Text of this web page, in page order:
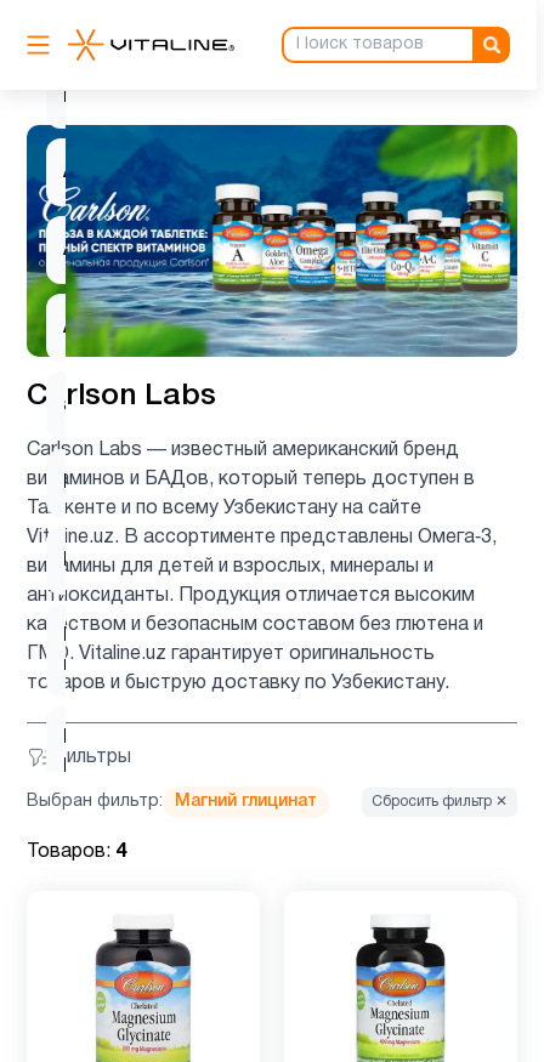
Carlson Labs
Carlson Labs — известный американский бренд
витаминов и БАДов, который теперь доступен в
Ташкенте и по всему Узбекистану на сайте
Vitaline.uz. В ассортименте представлены Омега‑3,
витамины для детей и взрослых, минералы и
антиоксиданты. Продукция отличается высоким
качеством и безопасным составом без глютена и
ГМО. Vitaline.uz гарантирует оригинальность
товаров и быструю доставку по Узбекистану.
Фильтры
Альфа-
кислота
Аминокислоты 6
Антиоксиданты 4
Астаксантин 1
ацетилцистеин
Барберин 1
Биотин 2
Вегетарианский
продукт
1
B
Витамин
Витамин
Витамин
Выбран фильтр: Магний глицинат Сбросить фильтр ✕
Товаров: 4